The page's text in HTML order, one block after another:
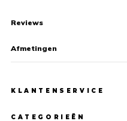
Reviews
Afmetingen
KLANTENSERVICE
CATEGORIEËN